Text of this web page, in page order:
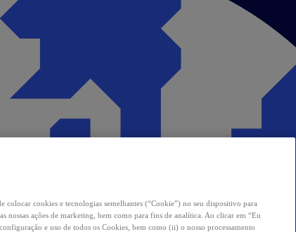
colocar cookies e tecnologias semelhantes (“Cookie”) no seu dispositivo para
nossas ações de marketing, bem como para fins de analítica. Ao clicar em “Eu
e uso de todos os Cookies, bem como (ii) o nosso processamento